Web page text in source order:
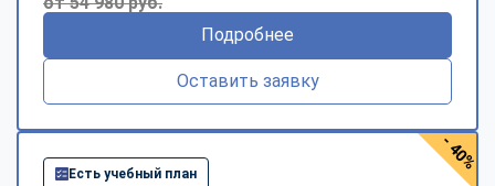
Подробнее
Оставить заявку
Есть учебный план
- 40%